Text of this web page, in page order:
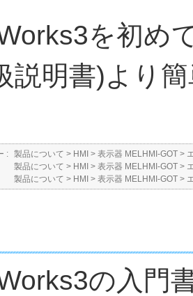
を初め
説明書)より
: 製品について > HMI > 表示器 MELHMI-GOT >
製品について > HMI > 表示器 MELHMI-GOT >
製品について > HMI > 表示器 MELHMI-GOT >
の入門